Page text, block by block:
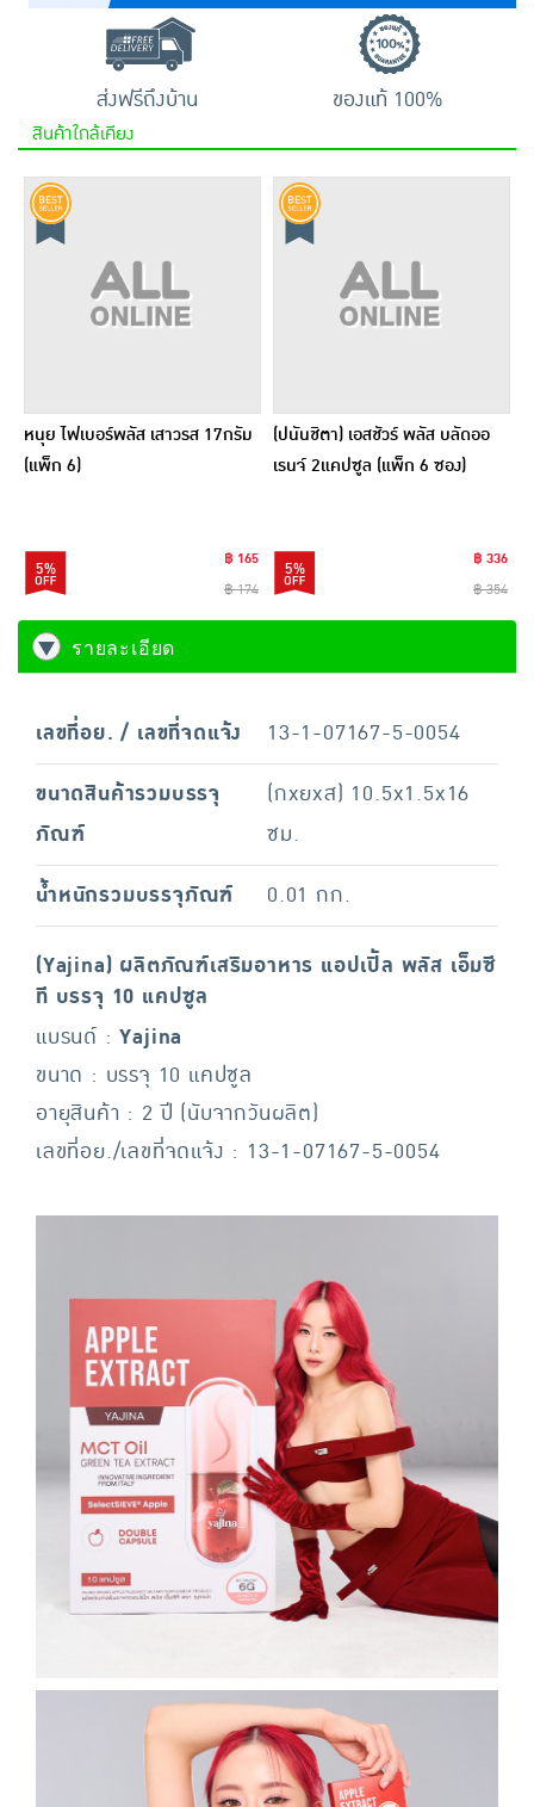
ส่งฟรีถึงบ้าน ของแท้ 100%
สินค้าใกล้เคียง
หนุย ไฟเบอร์พลัส เสาวรส 17กรัม
(แพ็ก 6)
5%
฿ 165
฿ 174
(ปนันชิตา) เอสชัวร์ พลัส บลัดออ
เรนจ์ 2แคปซูล (แพ็ก 6 ซอง)
5%
฿ 336
฿ 354
รายละเอียด
เลขที่อย. / เลขที่จดแจ้ง
13-1-07167-5-0054
ขนาดสินค้ารวมบรรจุ
ภัณฑ์
(กxยxส) 10.5x1.5x16
ซม.
น้ำหนักรวมบรรจุภัณฑ์
0.01 กก.
(Yajina) ผลิตภัณฑ์เสริมอาหาร แอปเปิ้ล พลัส เอ็มซี
ที บรรจุ 10 แคปซูล
แบรนด์ :Yajina
ขนาด : บรรจุ 10 แคปซูล
อายุสินค้า : 2 ปี (นับจากวันผลิต)
เลขที่อย./เลขที่จดแจ้ง : 13-1-07167-5-0054